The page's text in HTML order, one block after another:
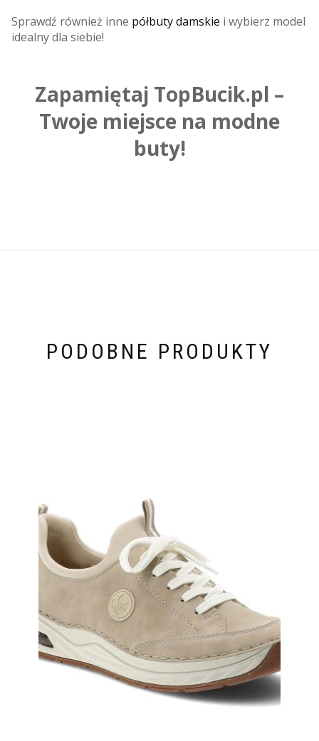
Sprawdź również inne półbuty damskie i wybierz model
idealny dla siebie!
Zapamiętaj TopBucik.pl –
Twoje miejsce na modne
buty!
PODOBNE PRODUKTY